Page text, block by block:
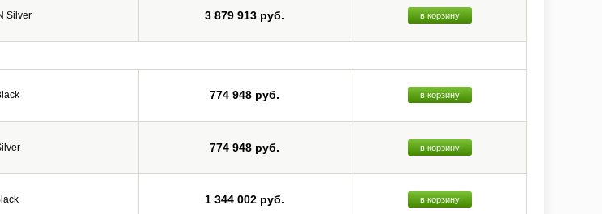
Silver 3 879 913 руб. в корзину
774 948 руб. в корзину
774 948 руб. в корзину
1 344 002 руб. в корзину